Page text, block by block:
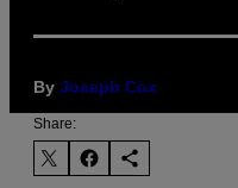
By Joseph Cox
Share: